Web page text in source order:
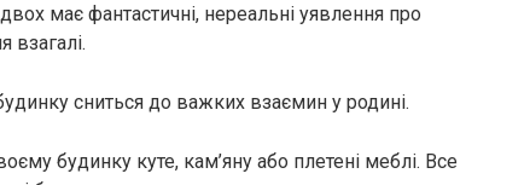
має фантастичні, нереальні уявлення про
взагалі.
сниться до важких взаємин у родині.
будинку куте, кам’яну або плетені меблі. Все